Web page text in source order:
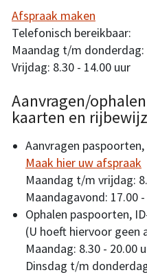
Afspraak maken
Telefonisch bereikbaar:
Maandag t/m donderdag:
Vrijdag: 8.30 - 14.00 uur
Aanvragen/
kaarten en
Aanvragen
Maak hier uw afspraak
Maandag t/m vrijdag:
Maandagavond: 17.00
Ophalen paspoorten,
(U hoeft hiervoor geen
Maandag: 8.30 - 20.00
Dinsdag t/m